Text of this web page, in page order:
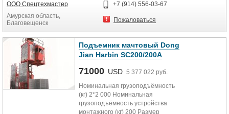
ООО Спецтехмастер
Амурская область,
Благовещенск
+7 (914) 556-03-67
Пожаловаться
Подъемник мачтовый Dong
Jian Harbin SC200/200А
71000 USD 5 377 022 руб.
Номинальная грузоподъёмность
(кг) 2*2 000 Номинальная
грузоподъёмность устройства
монтажного (кг) 200 Размер